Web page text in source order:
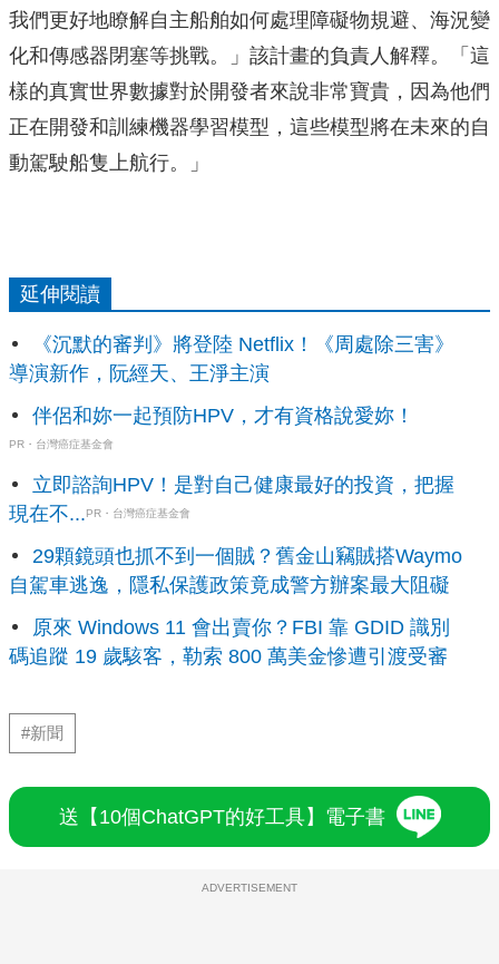
我們更好地瞭解自主船舶如何處理障礙物規避、海況變
化和傳感器閉塞等挑戰。」該計畫的負責人解釋。「這
樣的真實世界數據對於開發者來說非常寶貴，因為他們
正在開發和訓練機器學習模型，這些模型將在未來的自
動駕駛船隻上航行。」
延伸閱讀
《沉默的審判》將登陸 Netflix！《周處除三害》
導演新作，阮經天、王淨主演
伴侶和妳一起預防HPV，才有資格說愛妳！
PR・台灣癌症基金會
立即諮詢HPV！是對自己健康最好的投資，把握
現在不...PR・台灣癌症基金會
29顆鏡頭也抓不到一個賊？舊金山竊賊搭Waymo
自駕車逃逸，隱私保護政策竟成警方辦案最大阻礙
原來 Windows 11 會出賣你？FBI 靠 GDID 識別
碼追蹤 19 歲駭客，勒索 800 萬美金慘遭引渡受審
#新聞
送【10個ChatGPT的好工具】電子書
ADVERTISEMENT